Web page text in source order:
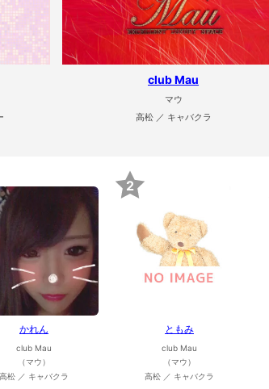
club Mau
マウ
高松 ／ キャバクラ
かれん
club Mau
（マウ）
高松 ／ キャバクラ
2
ともみ
club Mau
（マウ）
高松 ／ キャバクラ